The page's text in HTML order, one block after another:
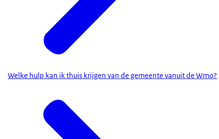
Welke hulp kan ik thuis krijgen van de gemeente vanuit de Wmo?